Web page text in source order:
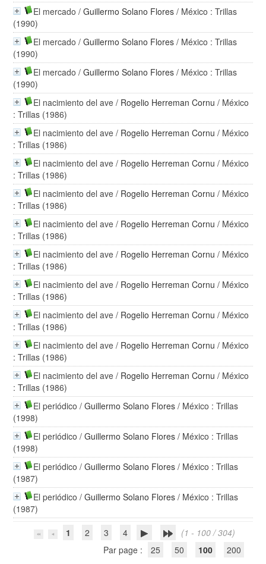
El mercado /Guillermo Solano Flores / México : Trillas
(1990)
El mercado /Guillermo Solano Flores / México : Trillas
(1990)
El mercado /Guillermo Solano Flores / México : Trillas
(1990)
El nacimiento del ave / Rogelio Herreman Cornu / México
: Trillas (1986)
El nacimiento del ave / Rogelio Herreman Cornu / México
: Trillas (1986)
El nacimiento del ave / Rogelio Herreman Cornu / México
: Trillas (1986)
El nacimiento del ave / Rogelio Herreman Cornu / México
: Trillas (1986)
El nacimiento del ave / Rogelio Herreman Cornu / México
: Trillas (1986)
El nacimiento del ave / Rogelio Herreman Cornu / México
: Trillas (1986)
El nacimiento del ave / Rogelio Herreman Cornu / México
: Trillas (1986)
El nacimiento del ave / Rogelio Herreman Cornu / México
: Trillas (1986)
El nacimiento del ave / Rogelio Herreman Cornu / México
: Trillas (1986)
El nacimiento del ave / Rogelio Herreman Cornu / México
: Trillas (1986)
El periódico /Guillermo Solano Flores / México : Trillas
(1998)
El periódico /Guillermo Solano Flores / México : Trillas
(1998)
El periódico /Guillermo Solano Flores / México : Trillas
(1987)
El periódico /Guillermo Solano Flores / México : Trillas
(1987)
1
2 3 4
(1 - 100 / 304)
Par page :
25 50 100 200